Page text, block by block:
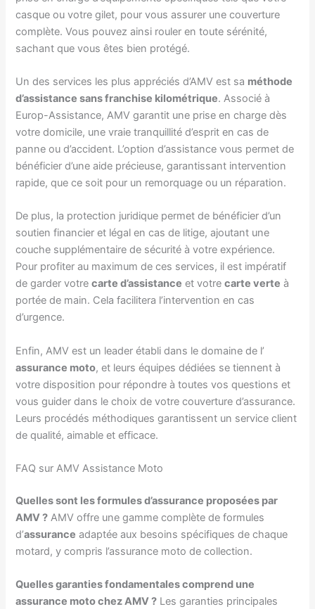
casque ou votre gilet, pour vous assurer une couverture
complète. Vous pouvez ainsi rouler en toute sérénité,
sachant que vous êtes bien protégé.
Un des services les plus appréciés d’AMV est sa méthode
d’assistance sans franchise kilométrique. Associé à
Europ-Assistance, AMV garantit une prise en charge dès
votre domicile, une vraie tranquillité d’esprit en cas de
panne ou d’accident. L’option d’assistance vous permet de
bénéficier d’une aide précieuse, garantissant intervention
rapide, que ce soit pour un remorquage ou un réparation.
De plus, la protection juridique permet de bénéficier d’un
soutien financier et légal en cas de litige, ajoutant une
couche supplémentaire de sécurité à votre expérience.
Pour profiter au maximum de ces services, il est impératif
de garder votrecarte d’assistance et votrecarte verte à
portée de main. Cela facilitera l’intervention en cas
d’urgence.
Enfin, AMV est un leader établi dans le domaine de l’
assurance moto, et leurs équipes dédiées se tiennent à
votre disposition pour répondre à toutes vos questions et
vous guider dans le choix de votre couverture d’assurance.
Leurs procédés méthodiques garantissent un service client
de qualité, aimable et efficace.
FAQ sur AMV Assistance Moto
Quelles sont les formules d’assurance proposées par
AMV ? AMV offre une gamme complète de formules
d’assurance adaptée aux besoins spécifiques de chaque
motard, y compris l’assurance moto de collection.
Quelles garanties fondamentales comprend une
assurance moto chez AMV ? Les garanties principales